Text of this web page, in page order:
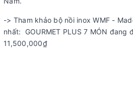
-> Tham khảo bộ nồi inox WMF -
nhất: GOURMET PLUS 7 MÓN đang
11,500,000₫